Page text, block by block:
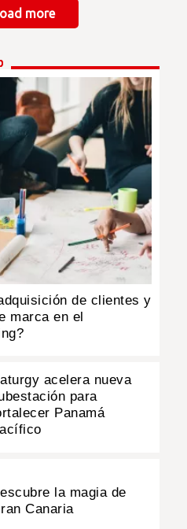
more
de clientes y
marca en el
acelera nueva
para
Panamá
la magia de
Canaria